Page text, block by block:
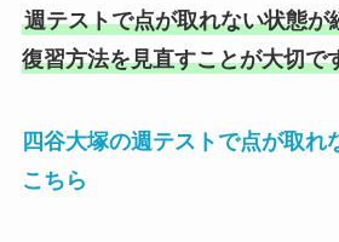
週テストで点が取れない状態が
復習方法を見直すことが大切で
四谷大塚の週テストで点が取れ
こちら